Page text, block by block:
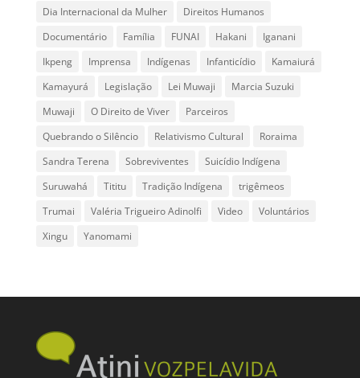
Dia Internacional da Mulher
Direitos Humanos
Documentário
Família FUNAI Hakani
Iganani
Ikpeng
Imprensa Indígenas Infanticídio
Kamaiurá
Kamayurá
Legislação Lei Muwaji
Marcia Suzuki
Muwaji
O Direito de Viver
Parceiros
Quebrando o Silêncio
Relativismo Cultural
Roraima
Sandra Terena
Sobreviventes
Suicídio Indígena
Suruwahá
Tititu Tradição Indígena
trigêmeos
Trumai
Valéria Trigueiro Adinolfi Video
Voluntários
Xingu
Yanomami